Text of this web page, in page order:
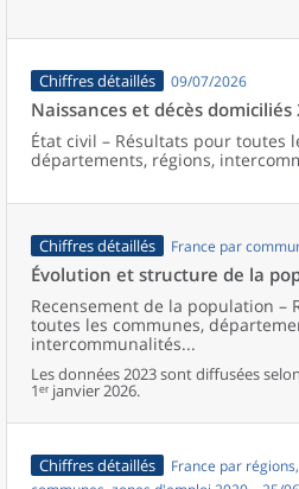
Chiffres détaillés 09/07/2026
Naissances et décès domiciliés
État civil – Résultats pour toutes
départements, régions,
Chiffres détaillés France par
Évolution et structure de la
Recensement de la population –
toutes les communes,
intercommunalités...
Les données 2023 sont diffusées
1ᵉʳ janvier 2026.
Chiffres détaillés
France par